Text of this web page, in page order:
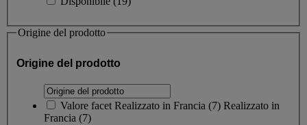
Origine del prodotto
Origine del prodotto
Valore facet Realizzato in Francia (7) Realizzato in
Francia (7)